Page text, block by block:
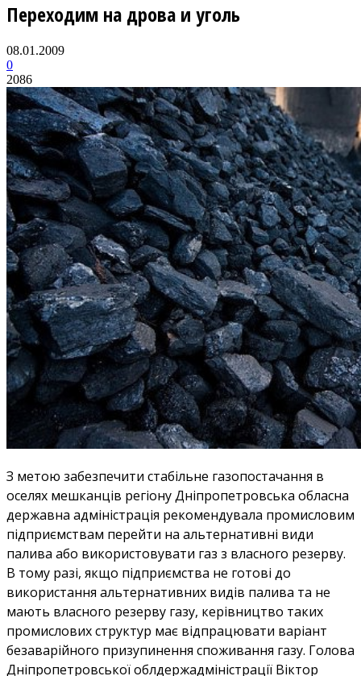
Переходим на дрова и уголь
08.01.2009
0
2086
З метою забезпечити стабільне газопостачання в
оселях мешканців регіону Дніпропетровська обласна
державна адміністрація рекомендувала промисловим
підприємствам перейти на альтернативні види
палива або використовувати газ з власного резерву.
В тому разі, якщо підприємства не готові до
використання альтернативних видів палива та не
мають власного резерву газу, керівництво таких
промислових структур має відпрацювати варіант
безаварійного призупинення споживання газу. Голова
Дніпропетровської облдержадміністрації Віктор